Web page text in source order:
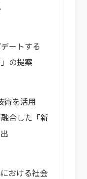
ートする
の提案
術を活用
合した「新
おける社会